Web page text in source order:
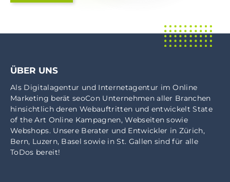
ÜBER UNS
Als Digitalagentur und Internetagentur imOnline
Marketing berät seoCon Unternehmen aller Branchen
hinsichtlich deren Webauftritten und entwickelt State
of the Art Online Kampagnen, Webseiten sowie
Webshops. Unsere Berater und Entwickler in Zürich,
Bern, Luzern, Basel sowie inSt. Gallen sind für alle
ToDos bereit!